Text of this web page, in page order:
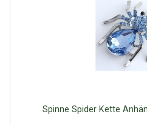
Spinne Spider Kette